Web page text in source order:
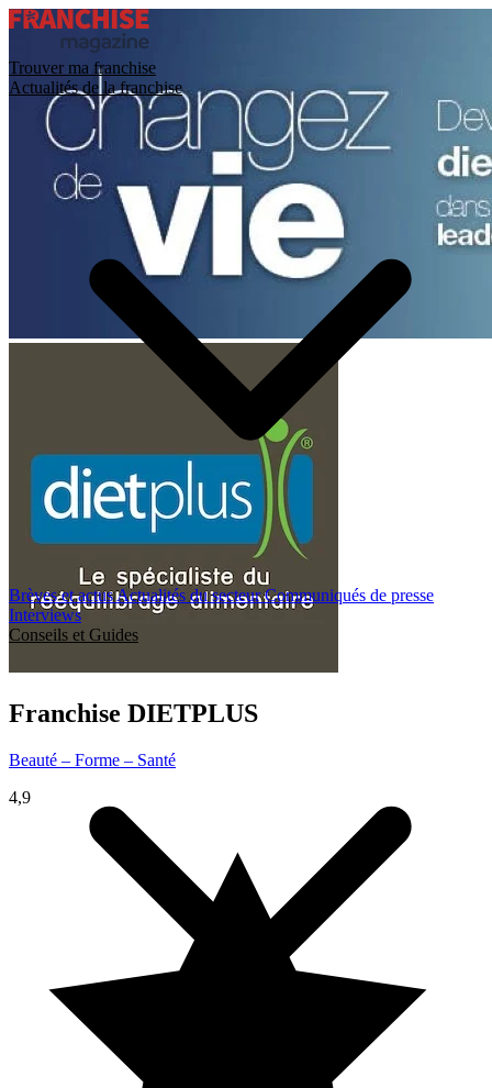
Trouver ma franchise
Actualités de la franchise
Brèves et actusActualités du secteurCommuniqués de presse
Interviews
Conseils et Guides
Franchise DIETPLUS
Beauté – Forme – Santé
4,9